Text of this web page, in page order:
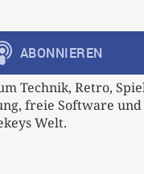
Technik, Retro,
freie Software
Welt.